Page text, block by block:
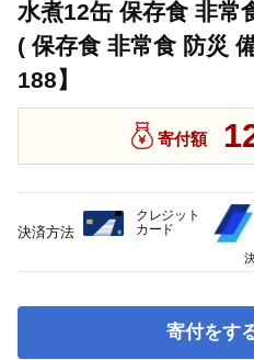
水煮12缶 保存食 非常
( 保存食 非常食 防災
188】
寄付額
寄付をす
決済方法
クレジット
カード